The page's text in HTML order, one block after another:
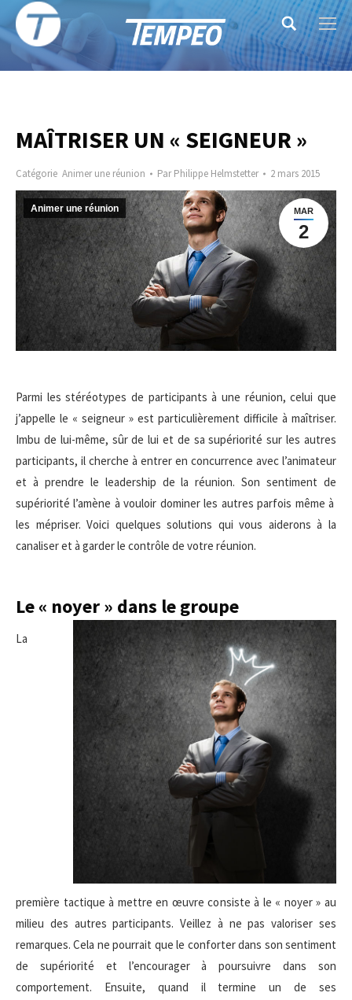
Search:
MAÎTRISER UN « SEIGNEUR »
Catégorie Animer une réunion ParPhilippe Helmstetter 2 mars 2015
MAR
2
Animer une réunion
Parmi les stéréotypes de participants à une réunion, celui que
j’appelle le « seigneur » est particulièrement difficile à maîtriser.
Imbu de lui-même, sûr de lui et de sa supériorité sur les autres
participants, il cherche à entrer en concurrence avec l’animateur
et à prendre le leadership de la réunion. Son sentiment de
supériorité l’amène à vouloir dominer les autres parfois même à
les mépriser. Voici quelques solutions qui vous aiderons à la
canaliser et à garder le contrôle de votre réunion.
Le « noyer » dans le groupe
La
première tactique à mettre en œuvre consiste à le « noyer » au
milieu des autres participants. Veillez à ne pas valoriser ses
remarques. Cela ne pourrait que le conforter dans son sentiment
de supériorité et l’encourager à poursuivre dans son
comportement. Ensuite, quand il termine un de ses